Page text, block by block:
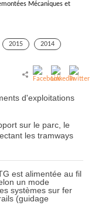
Mécaniques et
2015
2014
d'exploitations
sur le parc, le
les tramways
est alimentée au fil
un mode
systèmes sur fer
(guidage